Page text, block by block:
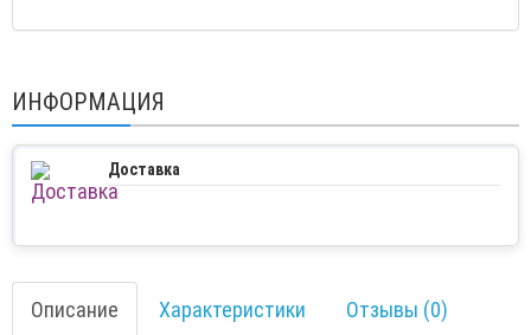
ИНФОРМАЦИЯ
Доставка
Описание Характеристики
Отзывы (0)